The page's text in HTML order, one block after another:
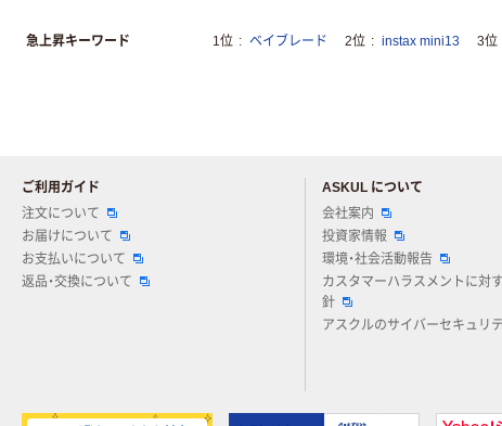
急上昇キーワード 1位 ベイブレード 2位 instax mini13 3位
ご利用ガイド
注文について
お届けについて
お支払いについて
返品・交換について
ASKUL について
会社案内
投資家情報
環境・社会活動報告
カスタマーハラスメントに対
針
アスクルのサイバーセキュリ